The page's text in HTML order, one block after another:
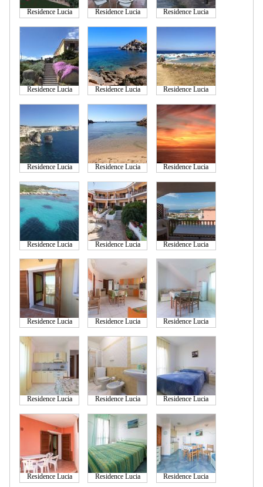
Residence Lucia Residence Lucia Residence Lucia
Residence Lucia Residence Lucia Residence Lucia
Residence Lucia Residence Lucia Residence Lucia
Residence Lucia Residence Lucia Residence Lucia
Residence Lucia Residence Lucia Residence Lucia
Residence Lucia Residence Lucia Residence Lucia
Residence Lucia Residence Lucia Residence Lucia